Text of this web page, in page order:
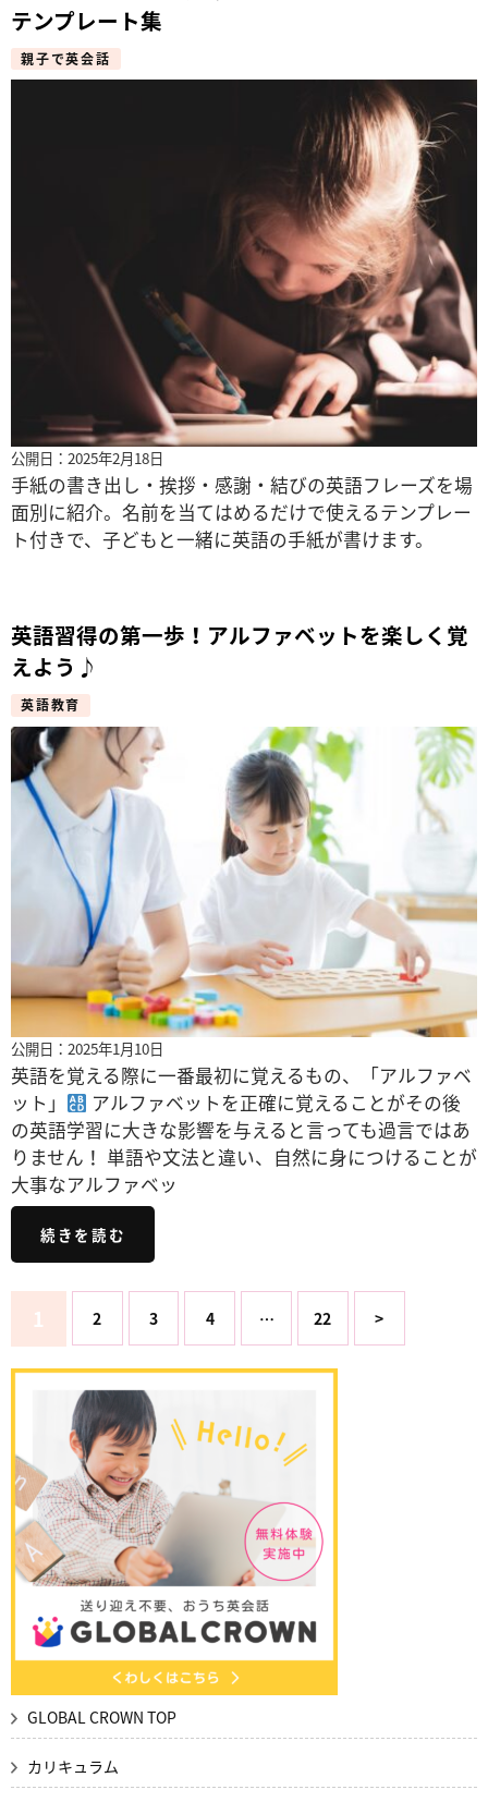
テンプレート集
親子で英会話
公開日：2025年2月18日
手紙の書き出し・挨拶・感謝・結びの英語フレーズを場
面別に紹介。名前を当てはめるだけで使えるテンプレー
ト付きで、子どもと一緒に英語の手紙が書けます。
英語習得の第一歩！アルファベットを楽しく覚
えよう♪
英語教育
公開日：2025年1月10日
英語を覚える際に一番最初に覚えるもの、「アルファベ
ット」
アルファベットを正確に覚えることがその後
の英語学習に大きな影響を与えると言っても過言ではあ
りません！ 単語や文法と違い、自然に身につけることが
大事なアルファベッ
続きを読む
1 2 3 4 … 22 >
GLOBAL CROWN TOP
カリキュラム